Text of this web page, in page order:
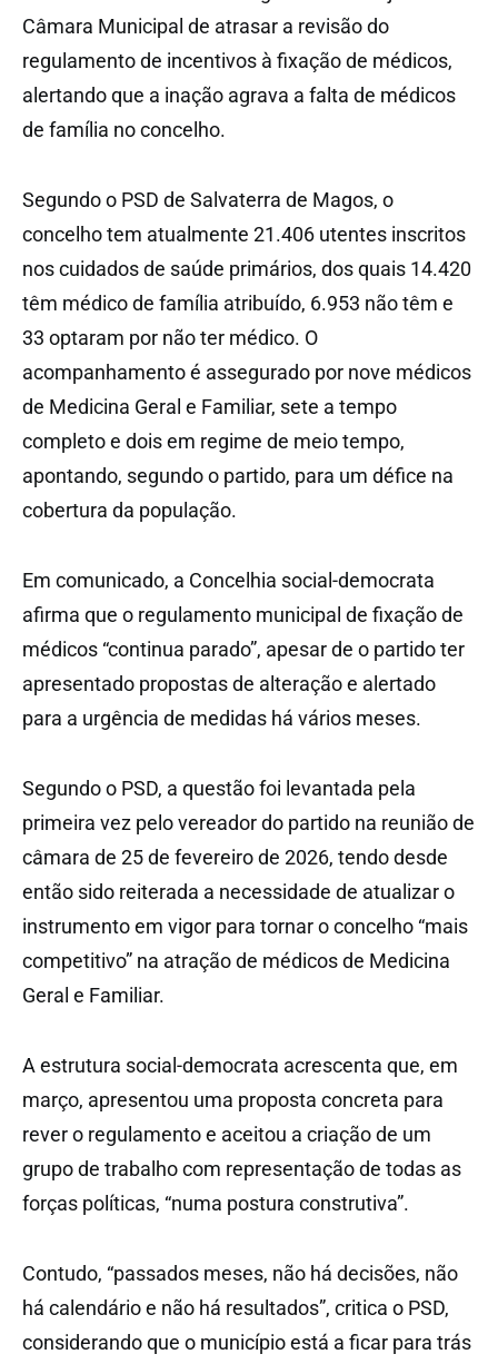
Câmara Municipal de atrasar a revisão do
regulamento de incentivos à fixação de médicos,
alertando que a inação agrava a falta de médicos
de família no concelho.
Segundo o PSD de Salvaterra de Magos, o
concelho tem atualmente 21.406 utentes inscritos
nos cuidados de saúde primários, dos quais 14.420
têm médico de família atribuído, 6.953 não têm e
33 optaram por não ter médico. O
acompanhamento é assegurado por nove médicos
de Medicina Geral e Familiar, sete a tempo
completo e dois em regime de meio tempo,
apontando, segundo o partido, para um défice na
cobertura da população.
Em comunicado, a Concelhia social-democrata
afirma que o regulamento municipal de fixação de
médicos “continua parado”, apesar de o partido ter
apresentado propostas de alteração e alertado
para a urgência de medidas há vários meses.
Segundo o PSD, a questão foi levantada pela
primeira vez pelo vereador do partido na reunião de
câmara de 25 de fevereiro de 2026, tendo desde
então sido reiterada a necessidade de atualizar o
instrumento em vigor para tornar o concelho “mais
competitivo” na atração de médicos de Medicina
Geral e Familiar.
A estrutura social-democrata acrescenta que, em
março, apresentou uma proposta concreta para
rever o regulamento e aceitou a criação de um
grupo de trabalho com representação de todas as
forças políticas, “numa postura construtiva”.
Contudo, “passados meses, não há decisões, não
há calendário e não há resultados”, critica o PSD,
considerando que o município está a ficar para trás